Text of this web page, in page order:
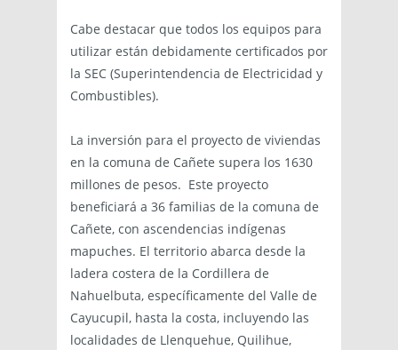
Cabe destacar que todos los equipos para
utilizar están debidamente certificados por
la SEC (Superintendencia de Electricidad y
Combustibles).
La inversión para el proyecto de viviendas
en la comuna de Cañete supera los 1630
millones de pesos. Este proyecto
beneficiará a 36 familias de la comuna de
Cañete, con ascendencias indígenas
mapuches. El territorio abarca desde la
ladera costera de la Cordillera de
Nahuelbuta, específicamente del Valle de
Cayucupil, hasta la costa, incluyendo las
localidades de Llenquehue, Quilihue,